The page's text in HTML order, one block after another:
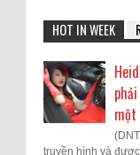
HOT IN WEEK
một
truyền hình và